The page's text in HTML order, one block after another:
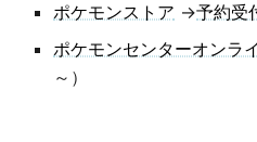
ポケモンストア →予約受
ポケモンセンターオンラ
～）